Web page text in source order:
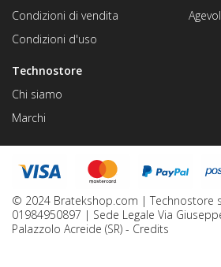
Technostore
Chi siamo
Marchi
Condizioni di vendita
Condizioni d'uso
© 2024 Bratekshop.com | Technostore
01984950897 | Sede Legale Via
Palazzolo Acreide (SR) - Credits